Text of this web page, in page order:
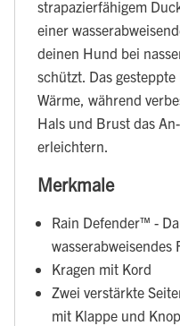
strapazierfähigem
einer
deinen Hund bei
schützt. Das
Wärme, während
Hals und Brust das
erleichtern.
Merkmale
Rain Defender™ -
wasserabweisendes
Kragen mit Kord
Zwei verstärkte
mit Klappe und